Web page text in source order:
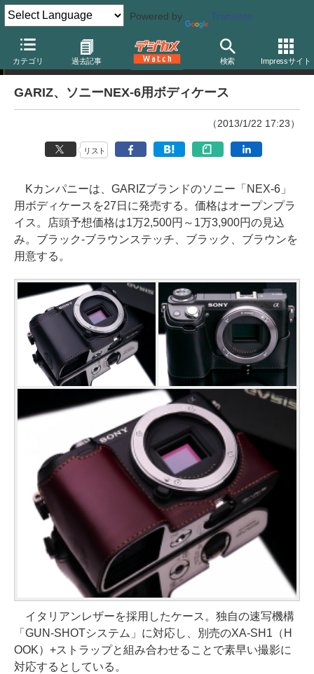
Powered by Translate
カテゴリ 過去記事 検索 Impressサイト
ニュース
GARIZ、ソニーNEX-6用ボディケース
（2013/1/22 17:23）
リスト
Kカンパニーは、GARIZブランドのソニー「NEX-6」
用ボディケースを27日に発売する。価格はオープンプラ
イス。店頭予想価格は1万2,500円～1万3,900円の見込
み。ブラック-ブラウンステッチ、ブラック、ブラウンを
用意する。
イタリアンレザーを採用したケース。独自の速写機構
「GUN-SHOTシステム」に対応し、別売のXA-SH1（H
OOK）+ストラップと組み合わせることで素早い撮影に
対応するとしている。